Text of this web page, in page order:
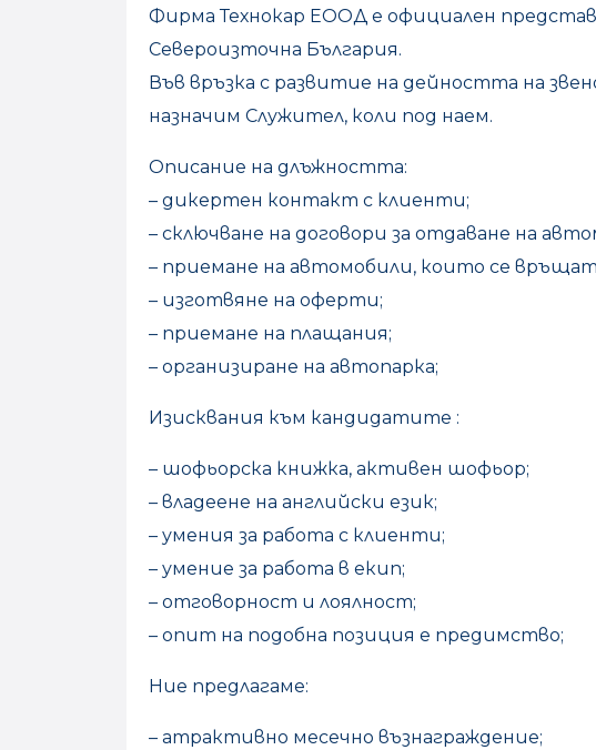
Фирма Технокар ЕООД е официален
Североизточна България.
Във връзка с развитие на дейността на
назначим Служител, коли под наем.
Описание на длъжността:
– дикертен контакт с клиенти;
– сключване на договори за отдаване на
– приемане на автомобили, които се
– изготвяне на оферти;
– приемане на плащания;
– организиране на автопарка;
Изисквания към кандидатите :
– шофьорска книжка, активен шофьор;
– владеене на английски език;
– умения за работа с клиенти;
– умение за работа в екип;
– отговорност и лоялност;
– опит на подобна позиция е предимство;
Ние предлагаме:
– атрактивно месечно възнаграждение;